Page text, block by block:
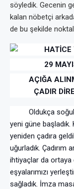
söyledik. Gecenin
kalan nöbetçi
de bu şekilde
HATİCE
29
AÇIĞA
ÇADIR
Oldukça
yeni güne
yeniden çadıra
uğurladık. Çadırım
ihtiyaçlar da ortaya
eşyalarımızı
sağladık. İmza